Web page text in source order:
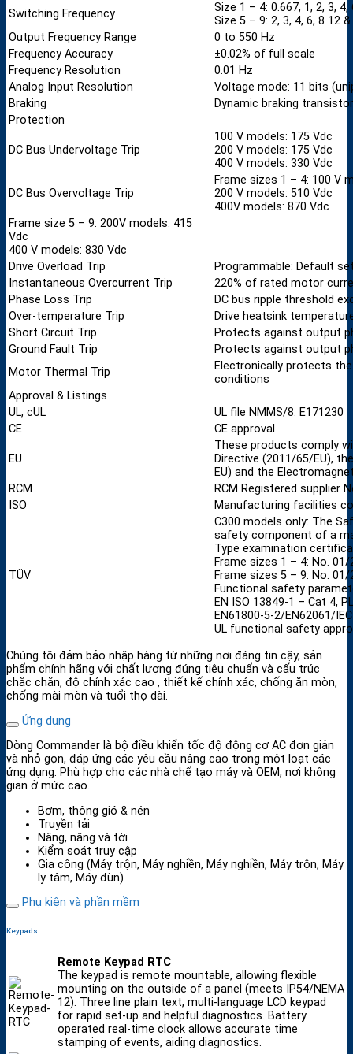
Switching Frequency
Size 1 – 4: 0.667, 1, 2, 3,
Size 5 – 9: 2, 3, 4, 6, 8 12
Output Frequency Range
0 to 550 Hz
Frequency Accuracy
±0.02% of full scale
Frequency Resolution
0.01 Hz
Analog Input Resolution
Voltage mode: 11 bits
Braking
Dynamic braking
Protection
DC Bus Undervoltage Trip
100 V models: 175 Vdc
200 V models: 175 Vdc
400 V models: 330 Vdc
DC Bus Overvoltage Trip
Frame sizes 1 – 4: 100 V
200 V models: 510 Vdc
400V models: 870 Vdc
Frame size 5 – 9: 200V models: 415
Vdc
400 V models: 830 Vdc
Drive Overload Trip
Programmable: Default
Instantaneous Overcurrent Trip
220% of rated motor
Phase Loss Trip
DC bus ripple threshold
Over-temperature Trip
Drive heatsink
Short Circuit Trip
Protects against output
Ground Fault Trip
Protects against output
Motor Thermal Trip
Electronically protects
conditions
Approval & Listings
UL, cUL
UL file NMMS/8: E171230
CE
CE approval
EU
These products comply
Directive (2011/65/EU),
EU) and the
RCM
RCM Registered supplier
ISO
Manufacturing facilities
TÜV
C300 models only: The
safety component of a
Type examination
Frame sizes 1 – 4: No.
Frame sizes 5 – 9: No.
Functional safety
EN ISO 13849-1 – Cat 4,
EN61800-5-2/EN62061/
UL functional safety
Chúng tôi đảm bảo nhập hàng từ những nơi đáng tin cậy, sản
phẩm chính hãng với chất lượng đúng tiêu chuẩn và cấu trúc
chắc chắn, độ chính xác cao , thiết kế chính xác, chống ăn mòn,
chống mài mòn và tuổi thọ dài.
Ứng dụng
Dòng Commander là bộ điều khiển tốc độ động cơ AC đơn giản
và nhỏ gọn, đáp ứng các yêu cầu nâng cao trong một loạt các
ứng dụng. Phù hợp cho các nhà chế tạo máy và OEM, nơi không
gian ở mức cao.
Bơm, thông gió & nén
Truyền tải
Nâng, nâng và tời
Kiểm soát truy cập
Gia công (Máy trộn, Máy nghiền, Máy nghiền, Máy trộn, Máy
ly tâm, Máy đùn)
Phụ kiện và phần mềm
Keypads
Remote Keypad RTC
The keypad is remote mountable, allowing flexible
mounting on the outside of a panel (meets IP54/NEMA
12). Three line plain text, multi-language LCD keypad
for rapid set-up and helpful diagnostics. Battery
operated real-time clock allows accurate time
stamping of events, aiding diagnostics.